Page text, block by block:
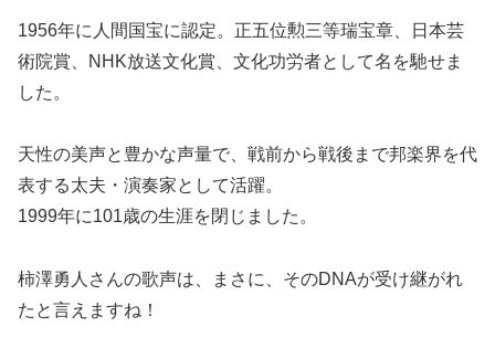
1956年に人間国宝に認定。正五位勲三等瑞宝章、日本芸
術院賞、NHK放送文化賞、文化功労者として名を馳せま
した。
天性の美声と豊かな声量で、戦前から戦後まで邦楽界を代
表する太夫・演奏家として活躍。
1999年に101歳の生涯を閉じました。
柿澤勇人さんの歌声は、まさに、そのDNAが受け継がれ
たと言えますね！